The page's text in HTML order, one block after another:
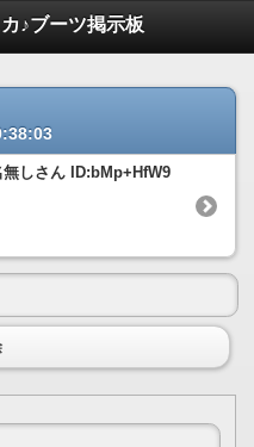
♪ブーツ掲示板
しさん ID:bMp+HfW9